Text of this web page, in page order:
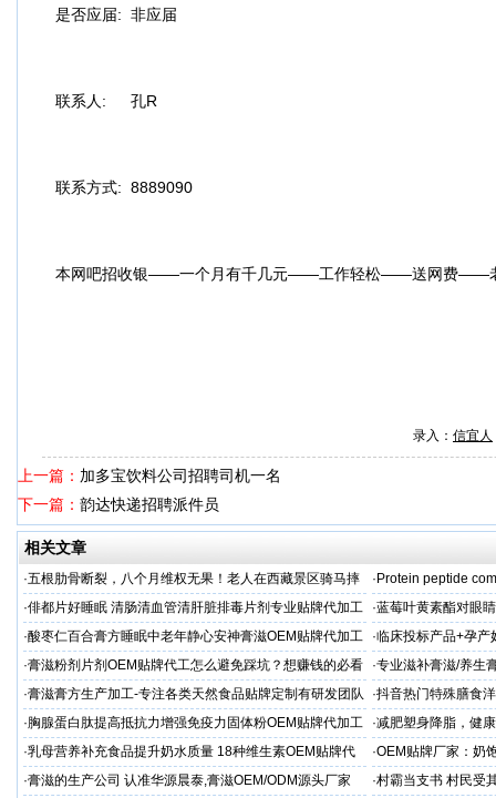
是否应届: 非应届
联系人: 孔R
联系方式: 8889090
本网吧招收银——一个月有千几元——工作轻松——送网费——老
录入： 信宜人
上一篇： 加多宝饮料公司招聘司机一名
下一篇： 韵达快递招聘派件员
相关文章
·五根肋骨断裂，八个月维权无果！老人在西藏景区骑马摔
伤，谁该负责？
· Protein peptide
·俳都片好睡眠 清肠清血管清肝脏排毒片剂专业贴牌代加工 ·蓝莓叶黄素酯对眼
牌代工
·酸枣仁百合膏方睡眠中老年静心安神膏滋OEM贴牌代加工
厂
·临床投标产品+孕产
业
·膏滋粉剂片剂OEM贴牌代工怎么避免踩坑？想赚钱的必看 ·专业滋补膏滋/养生
·膏滋膏方生产加工-专注各类天然食品贴牌定制有研发团队
厂家
·抖音热门特殊膳食
牌加工
· 胸腺蛋白肽提高抵抗力增强免疫力固体粉OEM贴牌代加工
服务商
·减肥塑身降脂，健
服务商
·乳母营养补充食品提升奶水质量 18种维生素OEM贴牌代
工
·OEM贴牌厂家：奶
一步！
·膏滋的生产公司 认准华源晨泰,膏滋OEM/ODM源头厂家 ·村霸当支书 村民受